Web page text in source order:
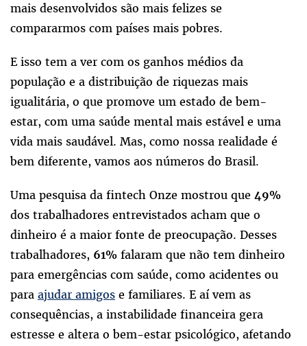
mais desenvolvidos são mais felizes se
compararmos com países mais pobres.
E isso tem a ver com os ganhos médios da
população e a distribuição de riquezas mais
igualitária, o que promove um estado de bem-
estar, com uma saúde mental mais estável e uma
vida mais saudável. Mas, como nossa realidade é
bem diferente, vamos aos números do Brasil.
Uma pesquisa da fintech Onze mostrou que 49%
dos trabalhadores entrevistados acham que o
dinheiro é a maior fonte de preocupação. Desses
trabalhadores, 61% falaram que não tem dinheiro
para emergências com saúde, como acidentes ou
para ajudar amigos e familiares. E aí vem as
consequências, a instabilidade financeira gera
estresse e altera o bem-estar psicológico, afetando